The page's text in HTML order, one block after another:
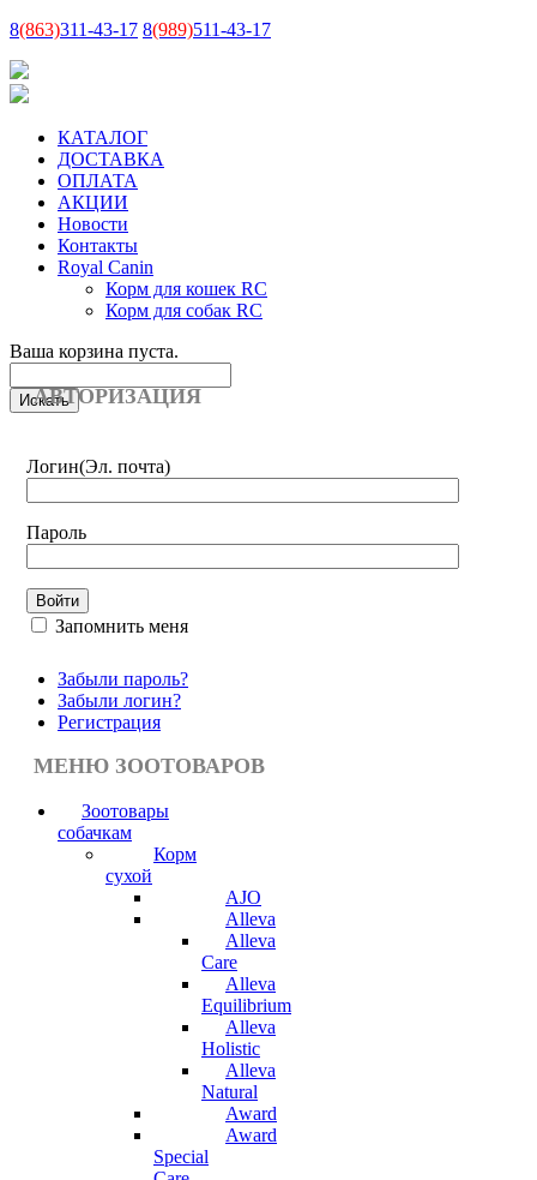
8(863)311-43-17 8(989)511-43-17
КАТАЛОГ
ДОСТАВКА
ОПЛАТА
АКЦИИ
Новости
Контакты
Royal Canin
Корм для кошек RC
Корм для собак RC
Ваша корзина пуста.
АВТОРИЗАЦИЯ
Логин(Эл. почта)
Пароль
Запомнить меня
Забыли пароль?
Забыли логин?
Регистрация
МЕНЮ ЗООТОВАРОВ
Зоотовары
собачкам
Корм
сухой
AJO
Alleva
Alleva
Care
Alleva
Equilibrium
Alleva
Holistic
Alleva
Natural
Award
Award
Special